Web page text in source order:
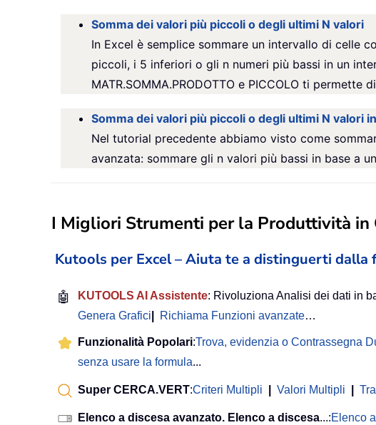
Somma dei valori più piccoli o degli ultimi N valori
In Excel è semplice sommare un intervallo di celle
piccoli, i 5 inferiori o gli n numeri più bassi in un
MATR.SOMMA.PRODOTTO e PICCOLO ti
Somma dei valori più piccoli o degli ultimi N valori
Nel tutorial precedente abbiamo visto come
avanzata: sommare gli n valori più bassi in base a
I Migliori Strumenti per la Produttività in
Kutools per Excel – Aiuta te a distinguerti dalla
🤖 KUTOOLS AI Assistente: Rivoluziona Analisi dei dati in
Genera Grafici
Richiama Funzioni avanzate…
Funzionalità Popolari:Trova, evidenzia o Contrassegna
senza usare la formula...
Super CERCA.VERT:Criteri Multipli Valori Multipli
Elenco a discesa avanzato. Elenco a discesa...:Elenco